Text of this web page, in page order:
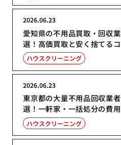
愛知県の不用品買取・回収
選！高価買取と安く捨てる
2026.06.23
ハウスクリーニング
東京都の大量不用品回収業
選！一軒家・一括処分の費
2026.06.23
ハウスクリーニング